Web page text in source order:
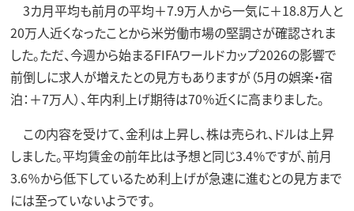
3カ月平均も前月の平均＋7.9万人から一気に＋18.8万人と
20万人近くなったことから米労働市場の堅調さが確認されま
した。ただ、今週から始まるFIFAワールドカップ2026の影響で
前倒しに求人が増えたとの見方もありますが（5月の娯楽・宿
泊：＋7万人）、年内利上げ期待は70％近くに高まりました。
この内容を受けて、金利は上昇し、株は売られ、ドルは上昇
しました。平均賃金の前年比は予想と同じ3.4％ですが、前月
3.6％から低下しているため利上げが急速に進むとの見方まで
には至っていないようです。